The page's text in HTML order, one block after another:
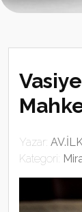
Yazar:
Kategori: